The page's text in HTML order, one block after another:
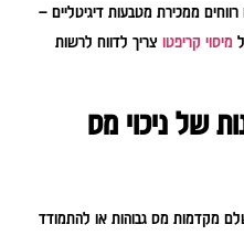
ממכירת מטבעות דיגיטליים –
מיסוי קריפטו צריך לדווח לרשות
של ניכוי מס
מקדמות מס גבוהות או להתמודד